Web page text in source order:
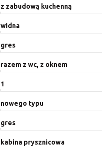
z zabudową kuchenną
widna
gres
razem z wc, z oknem
1
nowego typu
gres
kabina prysznicowa